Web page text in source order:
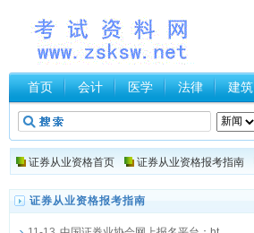
首页 会计 医学 法律 建筑
证券从业资格首页 证券从业资格报考指南
证券从业资格报考指南